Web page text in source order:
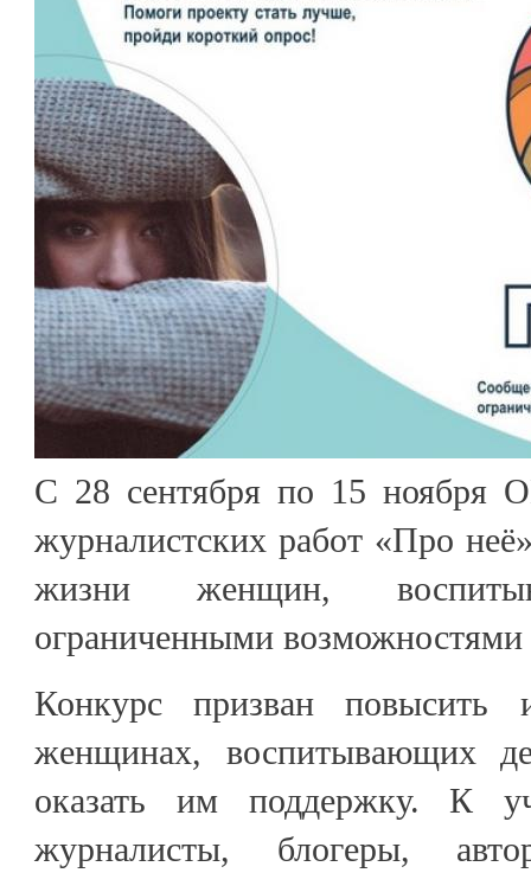
С 28 сентября по 15 ноября
журналистских работ «Про
жизни женщин,
ограниченными возможностями
Конкурс призван повысить
женщинах, воспитывающих
оказать им поддержку. К
журналисты, блогеры,